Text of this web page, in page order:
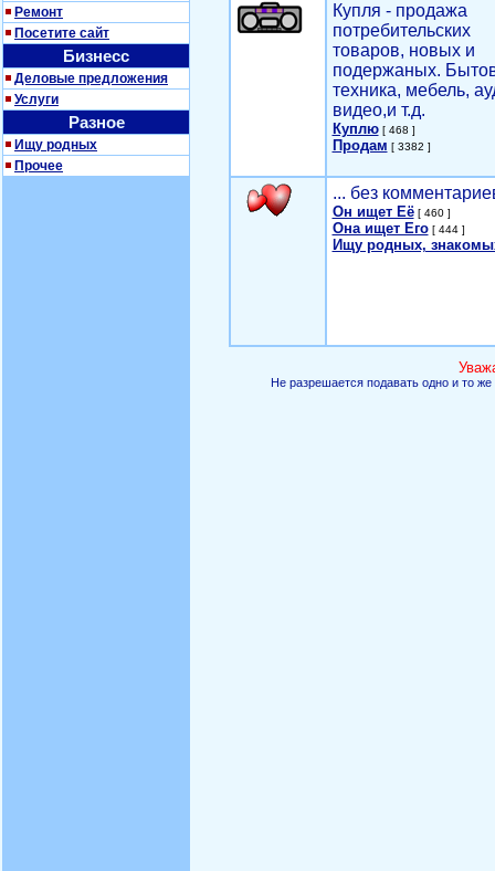
Ремонт
Посетите сайт
Бизнесс
Деловые предложения
Услуги
Разное
Ищу родных
Прочее
Купля - продажа
потребительских
товаров, новых и
подержаных.
техника, мебель,
видео,и т.д.
Куплю[ 468 ]
Продам [ 3382 ]
... без
Он ищет Её[ 460 ]
Она ищет Его[ 444 ]
Ищу родных,
Не разрешается подавать одно и то